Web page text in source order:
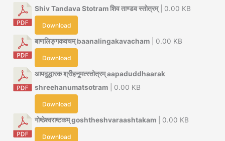
Shiv Tandava Stotram शिव ताण्डव स्तोत्रम्| 0.00 KB
Download
बाणलिङ्गकवचम् baanalingakavacham | 0.00 KB
Download
आपदुद्धारक श्रीहनूमत्स्तोत्रम् aapaduddhaarak
shreehanumatsotram | 0.00 KB
Download
गोष्ठेश्वराष्टकम् goshtheshvaraashtakam | 0.00 KB
Download